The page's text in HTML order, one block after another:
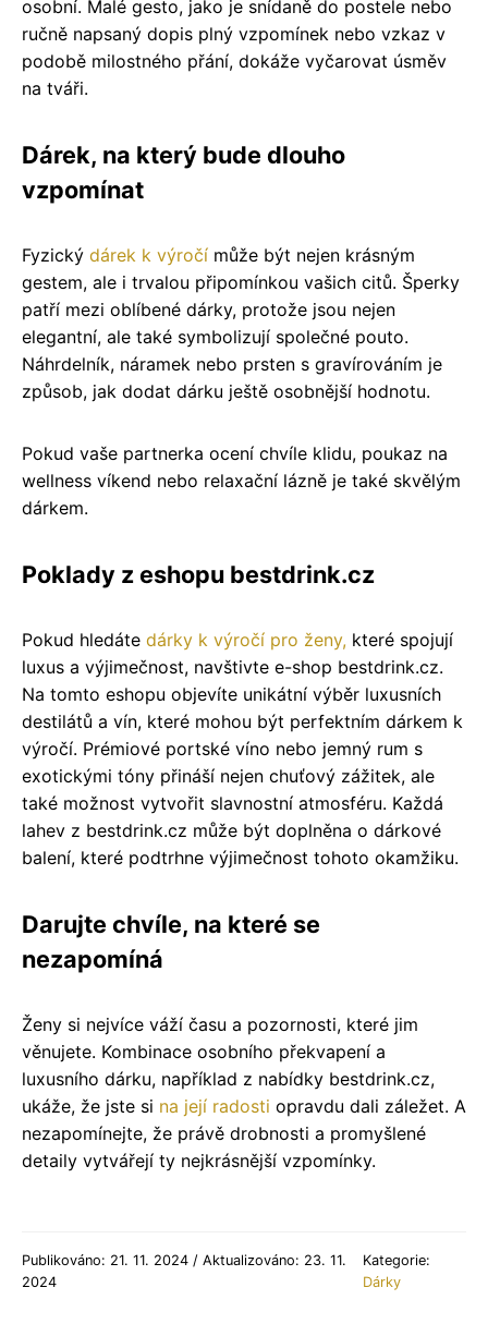
osobní. Malé gesto, jako je snídaně do postele nebo
ručně napsaný dopis plný vzpomínek nebo vzkaz v
podobě milostného přání, dokáže vyčarovat úsměv
na tváři.
Dárek, na který bude dlouho
vzpomínat
Fyzický dárek k výročí může být nejen krásným
gestem, ale i trvalou připomínkou vašich citů. Šperky
patří mezi oblíbené dárky, protože jsou nejen
elegantní, ale také symbolizují společné pouto.
Náhrdelník, náramek nebo prsten s gravírováním je
způsob, jak dodat dárku ještě osobnější hodnotu.
Pokud vaše partnerka ocení chvíle klidu, poukaz na
wellness víkend nebo relaxační lázně je také skvělým
dárkem.
Poklady z eshopu bestdrink.cz
Pokud hledáte dárky k výročí pro ženy, které spojují
luxus a výjimečnost, navštivte e-shop bestdrink.cz.
Na tomto eshopu objevíte unikátní výběr luxusních
destilátů a vín, které mohou být perfektním dárkem k
výročí. Prémiové portské víno nebo jemný rum s
exotickými tóny přináší nejen chuťový zážitek, ale
také možnost vytvořit slavnostní atmosféru. Každá
lahev z bestdrink.cz může být doplněna o dárkové
balení, které podtrhne výjimečnost tohoto okamžiku.
Darujte chvíle, na které se
nezapomíná
Ženy si nejvíce váží času a pozornosti, které jim
věnujete. Kombinace osobního překvapení a
luxusního dárku, například z nabídky bestdrink.cz,
ukáže, že jste si na její radosti opravdu dali záležet. A
nezapomínejte, že právě drobnosti a promyšlené
detaily vytvářejí ty nejkrásnější vzpomínky.
Publikováno: 21. 11. 2024 / Aktualizováno: 23. 11.
2024
Kategorie:
Dárky